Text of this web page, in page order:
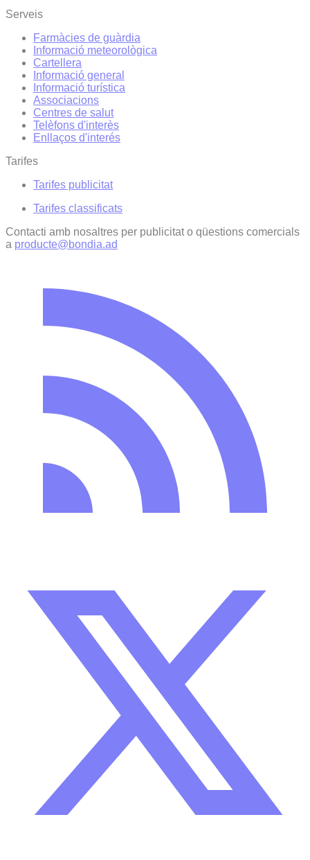
Serveis
Farmàcies de guàrdia
Informació meteorològica
Cartellera
Informació general
Informació turística
Associacions
Centres de salut
Telèfons d'interès
Enllaços d'interés
Tarifes
Tarifes publicitat
Tarifes classificats
Contacti amb nosaltres per publicitat o qüestions comercials
a producte@bondia.ad